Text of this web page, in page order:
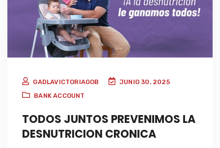
GADLAVICTORIAGOB
JUNIO 30, 2025
BANK ACCOUNT
TODOS JUNTOS PREVENIMOS LA
DESNUTRICION CRONICA